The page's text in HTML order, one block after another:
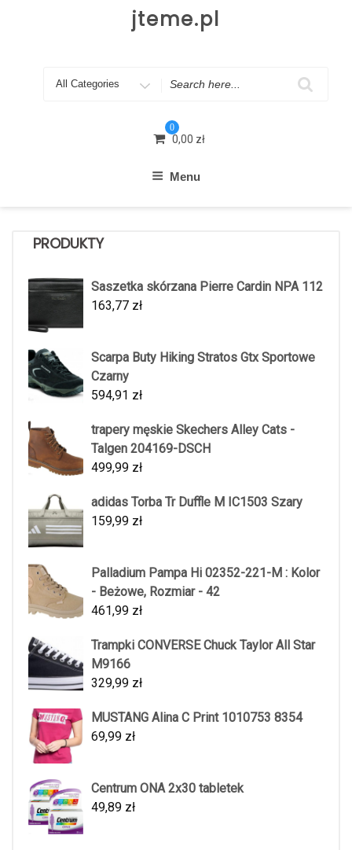
jteme.pl
Search
0
0,00 zł
Menu
PRODUKTY
Saszetka skórzana Pierre Cardin NPA 112
163,77 zł
Scarpa Buty Hiking Stratos Gtx Sportowe
Czarny
594,91 zł
trapery męskie Skechers Alley Cats -
Talgen 204169-DSCH
499,99 zł
adidas Torba Tr Duffle M IC1503 Szary
159,99 zł
Palladium Pampa Hi 02352-221-M : Kolor
- Beżowe, Rozmiar - 42
461,99 zł
Trampki CONVERSE Chuck Taylor All Star
M9166
329,99 zł
MUSTANG Alina C Print 1010753 8354
69,99 zł
Centrum ONA 2x30 tabletek
49,89 zł